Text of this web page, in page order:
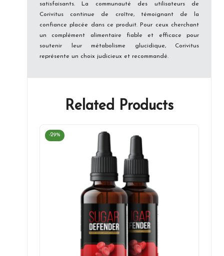
satisfaisants. La communauté des utilisateurs de
Corivitus continue de croître, témoignant de la
confiance placée dans ce produit. Pour ceux cherchant
un complément alimentaire fiable et efficace pour
soutenir leur métabolisme glucidique, Corivitus
représente un choix judicieux et recommandé.
Related Products
-29%